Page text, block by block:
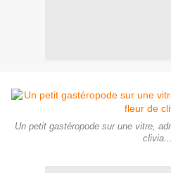
Un petit gastéropode sur une vitre,
clivia...